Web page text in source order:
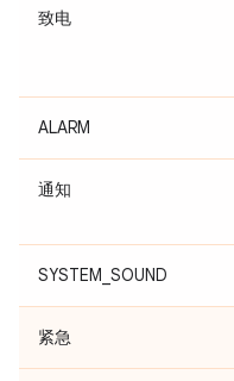
致电
ALARM
通知
SYSTEM_SOUND
紧急